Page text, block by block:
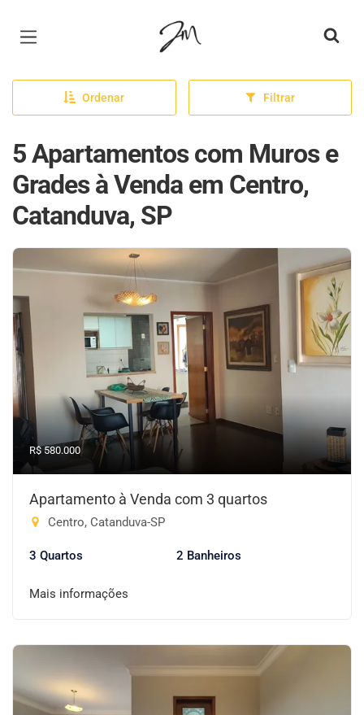
Página inicial
Ordenar Filtrar
5 Apartamentos com Muros e
Grades à Venda em Centro,
Catanduva, SP
R$ 580.000
Apartamento à Venda com 3 quartos
Centro, Catanduva-SP
3 Quartos 2 Banheiros
Mais informações